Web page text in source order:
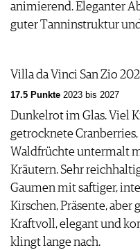
animierend. Eleganter
guter Tanninstruktur
Villa da Vinci San Zio
17.5 Punkte 2023 bis 2027
Dunkelrot im Glas. Viel
getrocknete
Waldfrüchte untermalt
Kräutern. Sehr
Gaumen mit saftiger,
Kirschen, Präsente,
Kraftvoll, elegant und
klingt lange nach.